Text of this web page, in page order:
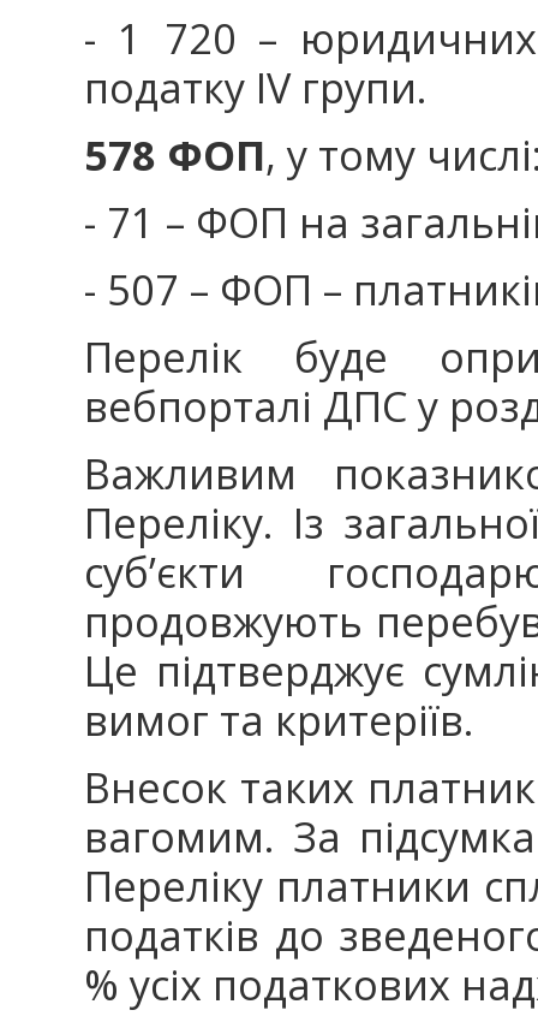
- 1 720 – юридичних
податку IV групи.
578 ФОП, у тому
- 71 – ФОП на
- 507 – ФОП –
Перелік буде
вебпорталі ДПС у
Важливим
Переліку. Із
суб’єкти
продовжують
Це підтверджує
вимог та критеріїв.
Внесок таких
вагомим. За
Переліку платники
податків до
% усіх податкових